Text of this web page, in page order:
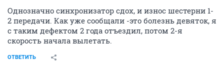
Однозначно синхронизатор сдох, и износ шестерни 1-
2 передачи. Как уже сообщали -это болезнь девяток, я
с таким дефектом 2 года отъездил, потом 2-я
скорость начала вылетать.
ОТВЕТИТЬ